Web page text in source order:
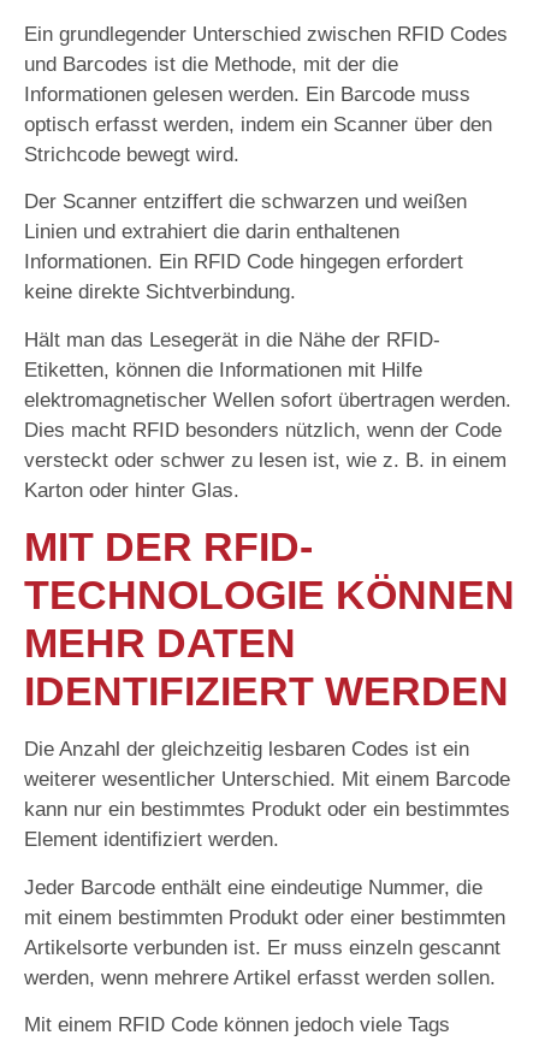
Ein grundlegender Unterschied zwischen RFID Codes
und Barcodes ist die Methode, mit der die
Informationen gelesen werden. Ein Barcode muss
optisch erfasst werden, indem ein Scanner über den
Strichcode bewegt wird.
Der Scanner entziffert die schwarzen und weißen
Linien und extrahiert die darin enthaltenen
Informationen. Ein RFID Code hingegen erfordert
keine direkte Sichtverbindung.
Hält man das Lesegerät in die Nähe der RFID-
Etiketten, können die Informationen mit Hilfe
elektromagnetischer Wellen sofort übertragen werden.
Dies macht RFID besonders nützlich, wenn der Code
versteckt oder schwer zu lesen ist, wie z. B. in einem
Karton oder hinter Glas.
MIT DER RFID-
TECHNOLOGIE KÖNNEN
MEHR DATEN
IDENTIFIZIERT WERDEN
Die Anzahl der gleichzeitig lesbaren Codes ist ein
weiterer wesentlicher Unterschied. Mit einem Barcode
kann nur ein bestimmtes Produkt oder ein bestimmtes
Element identifiziert werden.
Jeder Barcode enthält eine eindeutige Nummer, die
mit einem bestimmten Produkt oder einer bestimmten
Artikelsorte verbunden ist. Er muss einzeln gescannt
werden, wenn mehrere Artikel erfasst werden sollen.
Mit einem RFID Code können jedoch viele Tags